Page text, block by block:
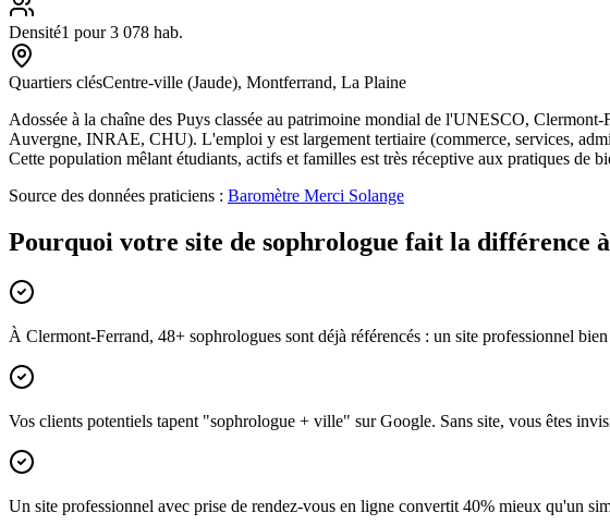
Densité1 pour 3 078 hab.
Quartiers clésCentre-ville (Jaude), Montferrand, La Plaine
Adossée à la chaîne des Puys classée au patrimoine mondial de l'UNESCO,
Auvergne, INRAE, CHU). L'emploi y est largement tertiaire (commerce, services,
Cette population mêlant étudiants, actifs et familles est très réceptive aux pratiques de
Source des données praticiens : Baromètre Merci Solange
Pourquoi votre site de sophrologue fait la différence
À Clermont-Ferrand, 48+ sophrologues sont déjà référencés : un site professionnel
Vos clients potentiels tapent "sophrologue + ville" sur Google. Sans site, vous êtes
Un site professionnel avec prise de rendez-vous en ligne convertit 40% mieux qu'un